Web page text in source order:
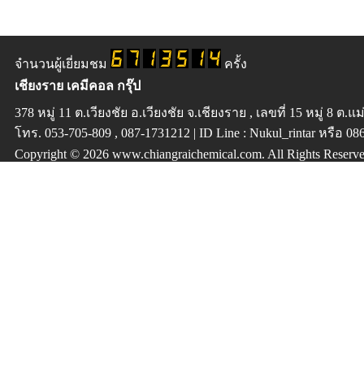
จำนวนผู้เยี่ยมชม
ครั้ง
เชียงราย เคมีคอล กรุ๊ป
378 หมู่ 11 ต.เวียงชัย อ.เวียงชัย จ.เชียงราย , เลขที่ 15 หมู่ 8 ต.
โทร. 053-705-809 , 087-1731212 | ID Line : Nukul_rintar หรือ
Copyright © 2026 www.chiangraichemical.com. All Rights